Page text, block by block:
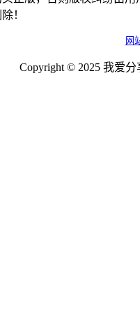
！
网
Copyright © 2025 我爱分